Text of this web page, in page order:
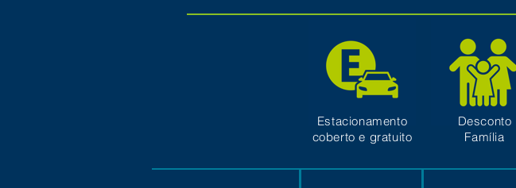
Estacionamento
coberto e gratuito
Desconto
Família